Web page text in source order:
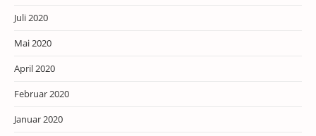
Juli 2020
Mai 2020
April 2020
Februar 2020
Januar 2020